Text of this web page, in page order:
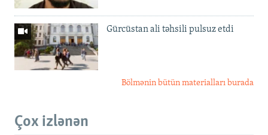
Gürcüstan ali təhsili pulsuz etdi
Bölmənin bütün materialları burada
Çox izlənən